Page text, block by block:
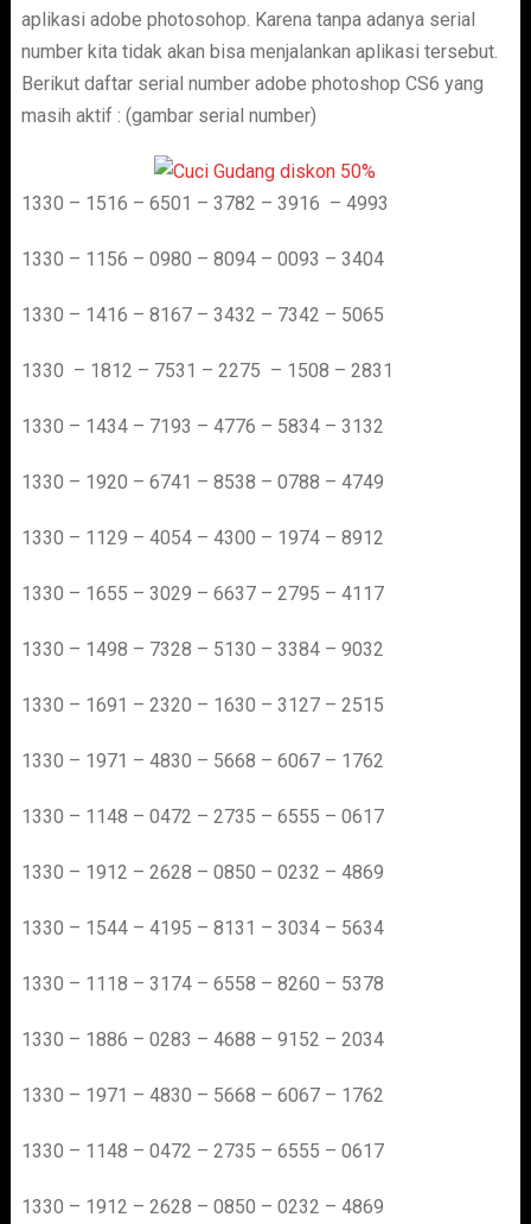
aplikasi adobe photosohop. Karena tanpa adanya serial
number kita tidak akan bisa menjalankan aplikasi tersebut.
Berikut daftar serial number adobe photoshop CS6 yang
masih aktif : (gambar serial number)
1330 – 1516 – 6501 – 3782 – 3916 – 4993
1330 – 1156 – 0980 – 8094 – 0093 – 3404
1330 – 1416 – 8167 – 3432 – 7342 – 5065
1330 – 1812 – 7531 – 2275 – 1508 – 2831
1330 – 1434 – 7193 – 4776 – 5834 – 3132
1330 – 1920 – 6741 – 8538 – 0788 – 4749
1330 – 1129 – 4054 – 4300 – 1974 – 8912
1330 – 1655 – 3029 – 6637 – 2795 – 4117
1330 – 1498 – 7328 – 5130 – 3384 – 9032
1330 – 1691 – 2320 – 1630 – 3127 – 2515
1330 – 1971 – 4830 – 5668 – 6067 – 1762
1330 – 1148 – 0472 – 2735 – 6555 – 0617
1330 – 1912 – 2628 – 0850 – 0232 – 4869
1330 – 1544 – 4195 – 8131 – 3034 – 5634
1330 – 1118 – 3174 – 6558 – 8260 – 5378
1330 – 1886 – 0283 – 4688 – 9152 – 2034
1330 – 1971 – 4830 – 5668 – 6067 – 1762
1330 – 1148 – 0472 – 2735 – 6555 – 0617
1330 – 1912 – 2628 – 0850 – 0232 – 4869